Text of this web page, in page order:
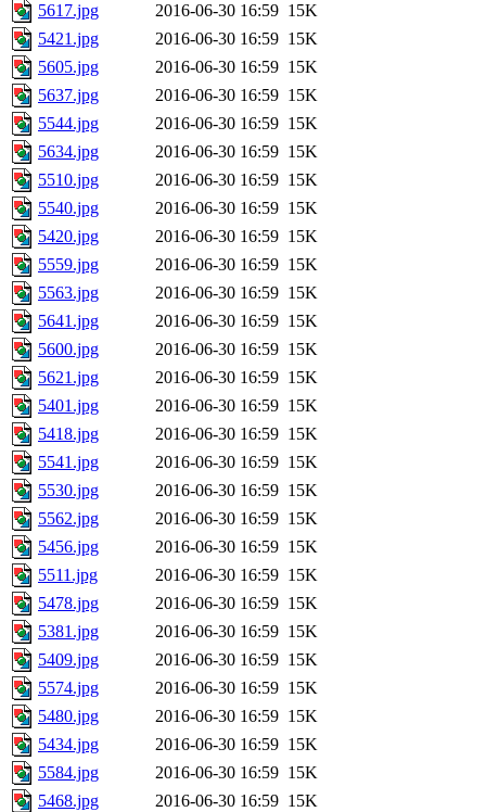
5617.jpg
2016-06-30 16:59 15K
5421.jpg
2016-06-30 16:59 15K
5605.jpg
2016-06-30 16:59 15K
5637.jpg
2016-06-30 16:59 15K
5544.jpg
2016-06-30 16:59 15K
5634.jpg
2016-06-30 16:59 15K
5510.jpg
2016-06-30 16:59 15K
5540.jpg
2016-06-30 16:59 15K
5420.jpg
2016-06-30 16:59 15K
5559.jpg
2016-06-30 16:59 15K
5563.jpg
2016-06-30 16:59 15K
5641.jpg
2016-06-30 16:59 15K
5600.jpg
2016-06-30 16:59 15K
5621.jpg
2016-06-30 16:59 15K
5401.jpg
2016-06-30 16:59 15K
5418.jpg
2016-06-30 16:59 15K
5541.jpg
2016-06-30 16:59 15K
5530.jpg
2016-06-30 16:59 15K
5562.jpg
2016-06-30 16:59 15K
5456.jpg
2016-06-30 16:59 15K
5511.jpg
2016-06-30 16:59 15K
5478.jpg
2016-06-30 16:59 15K
5381.jpg
2016-06-30 16:59 15K
5409.jpg
2016-06-30 16:59 15K
5574.jpg
2016-06-30 16:59 15K
5480.jpg
2016-06-30 16:59 15K
5434.jpg
2016-06-30 16:59 15K
5584.jpg
2016-06-30 16:59 15K
5468.jpg
2016-06-30 16:59 15K